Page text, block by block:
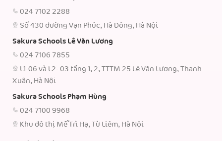
024 7102 2288
Số 430 đường Vạn Phúc, Hà Đông, Hà Nội
Sakura Schools Lê Văn Lương
024 7106 7855
L1-06 và L2- 03 tầng 1, 2, TTTM 25 Lê Văn Lương, Thanh
Xuân, Hà Nội
Sakura Schools Phạm Hùng
024 7100 9968
Khu đô thị Mễ Trì Hạ, Từ Liêm, Hà Nội